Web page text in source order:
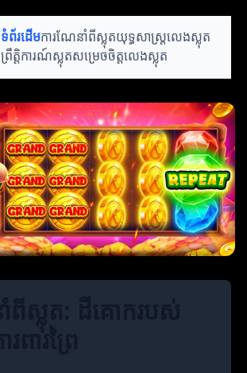
ទំព័រដើមការណែនាំពីស្លុតយុទ្ធសាស្ត្រលេងស្លុត
ព្រឹត្តិការណ៍ស្លុតសម្រេចចិត្តលេងស្លុត